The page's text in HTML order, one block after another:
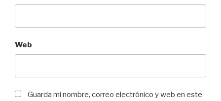
Web
Guarda mi nombre, correo electrónico y web en este